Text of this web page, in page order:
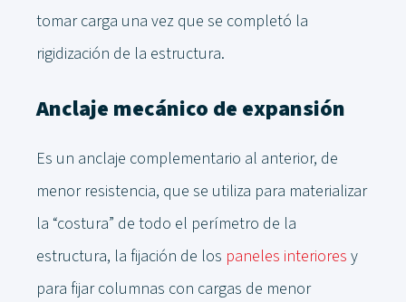
tomar carga una vez que se completó la
rigidización de la estructura.
Anclaje mecánico de expansión
Es un anclaje complementario al anterior, de
menor resistencia, que se utiliza para materializar
la “costura” de todo el perímetro de la
estructura, la fijación de los paneles interiores y
para fijar columnas con cargas de menor